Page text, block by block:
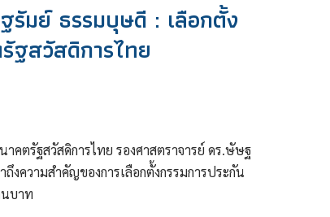
รัมย์ ธรรมบุษดี : เลือกตั้ง
ฐสวัสดิการไทย
คตรัฐสวัสดิการไทย รองศาสตราจารย์ ดร.ษัษฐ
ความสำคัญของการเลือกตั้งกรรมการประกัน
บาท